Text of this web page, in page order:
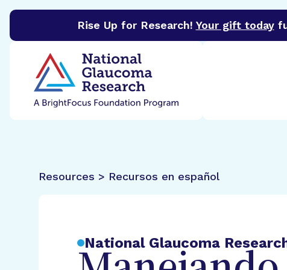
Rise Up for Research! Your gift today
BrightFocus Foundation
Resources > Recursos en español
National Glaucoma